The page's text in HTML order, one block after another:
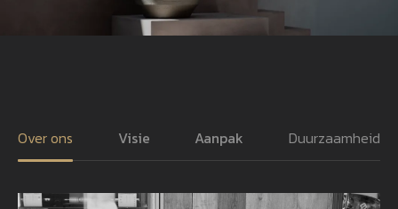
Over ons Visie Aanpak Duurzaamheid